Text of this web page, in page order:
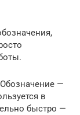
—
в
быстро —